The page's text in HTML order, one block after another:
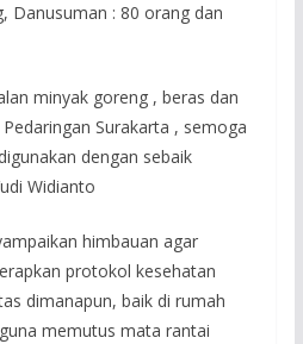
Danusuman : 80 orang dan
minyak goreng , beras dan
Surakarta , semoga
dengan sebaik
Widianto
himbauan agar
protokol kesehatan
dimanapun, baik di rumah
memutus mata rantai